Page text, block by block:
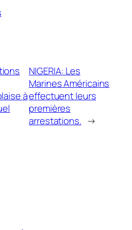
à
NIGERIA: Les
Marines Américains
effectuent leurs
premières
arrestations. →